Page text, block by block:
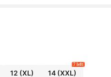
12 (XL) 14 (XXL)
7 left